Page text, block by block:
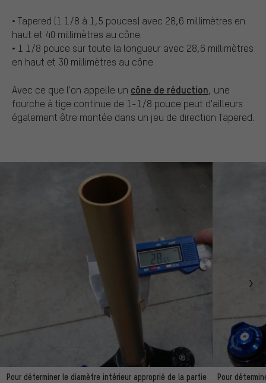
• Tapered (1 1/8 à 1,5 pouces) avec 28,6 millimètres en
haut et 40 millimètres au cône.
• 1 1/8 pouce sur toute la longueur avec 28,6 millimètres
en haut et 30 millimètres au cône
Avec ce que l'on appelle un cône de réduction, une
fourche à tige continue de 1-1/8 pouce peut d'ailleurs
également être montée dans un jeu de direction Tapered.
Pour déterminer le diamètre intérieur approprié de la partie
Pour